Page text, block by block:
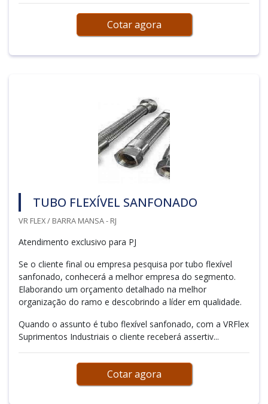
Cotar agora
TUBO FLEXÍVEL SANFONADO
VR FLEX / BARRA MANSA - RJ
Atendimento exclusivo para PJ
Se o cliente final ou empresa pesquisa por tubo flexível
sanfonado, conhecerá a melhor empresa do segmento.
Elaborando um orçamento detalhado na melhor
organização do ramo e descobrindo a líder em qualidade.
Quando o assunto é tubo flexível sanfonado, com a VRFlex
Suprimentos Industriais o cliente receberá assertiv...
Cotar agora